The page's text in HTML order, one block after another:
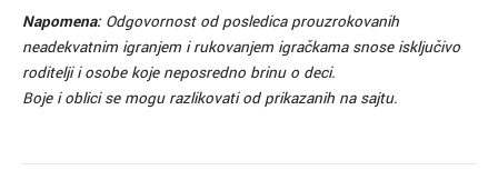
Napomena:Odgovornost od posledica prouzrokovanih
neadekvatnim igranjem i rukovanjem igračkama snose isključivo
roditelji i osobe koje neposredno brinu o deci.
Boje i oblici se mogu razlikovati od prikazanih na sajtu.